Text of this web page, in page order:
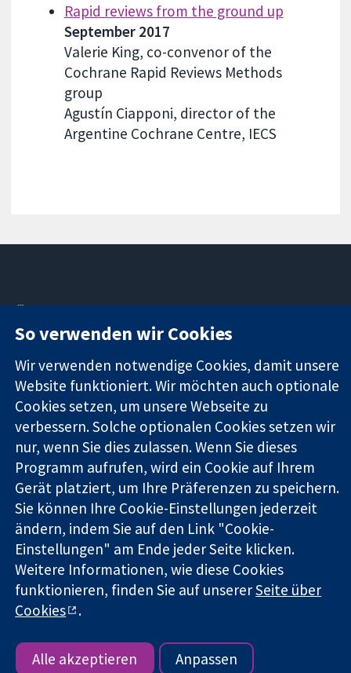
Rapid reviews from the ground up
September 2017
Valerie King, co-convenor of the
Cochrane Rapid Reviews Methods
group
Agustín Ciapponi, director of the
Argentine Cochrane Centre, IECS
Zuverlässige
Evidenz
Informierte
Entscheidungen
Bessere
Gesundheit
Square
W1G0AN
Vereinigtes
Königreich
Pressestelle
Über uns
Library
Die Cochrane Collaboration ist eine gemeinützige Organisation
(Nr. 1045921) und in England und in Wales als eine Gesellschaft
mit beschränkter Haftung (Nr. 03044323) registriert.
Umsatzsteuer-Identifikationsnummer GB 718 2127 49.
Copyright © 2026 The Cochrane Collaboration
Bedingungen für die Webseite|Haftungsausschluss|
Datenschutz| Cookie-Richtlinien
So verwenden wir Cookies
Wir verwenden notwendige Cookies, damit unsere
Website funktioniert. Wir möchten auch optionale
Cookies setzen, um unsere Webseite zu
verbessern. Solche optionalen Cookies setzen wir
nur, wenn Sie dies zulassen. Wenn Sie dieses
Programm aufrufen, wird ein Cookie auf Ihrem
Gerät platziert, um Ihre Präferenzen zu speichern.
Sie können Ihre Cookie-Einstellungen jederzeit
ändern, indem Sie auf den Link "Cookie-
Einstellungen" am Ende jeder Seite klicken.
Weitere Informationen, wie diese Cookies
funktionieren, finden Sie auf unsererSeite über
Cookies
.
Alle akzeptieren Anpassen